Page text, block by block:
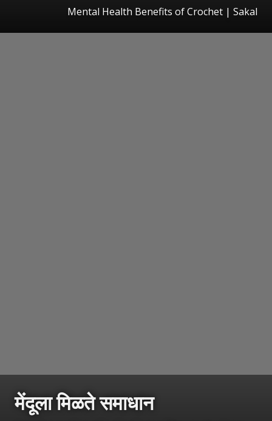
Mental Health Benefits of Crochet | Sakal
मेंदूला मिळते समाधान